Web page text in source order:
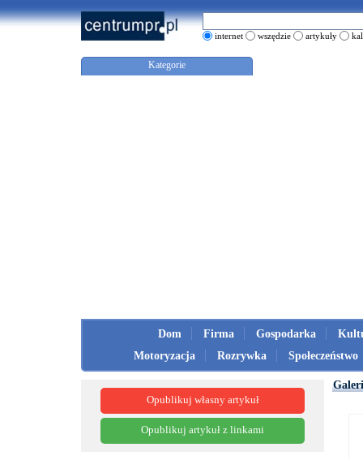
internet wszędzie artykuły
Kategorie
Dom Firma Gospodarka
Motoryzacja
Rozrywka Społeczeństwo
Opublikuj własny artykuł
Opublikuj artykuł z linkami